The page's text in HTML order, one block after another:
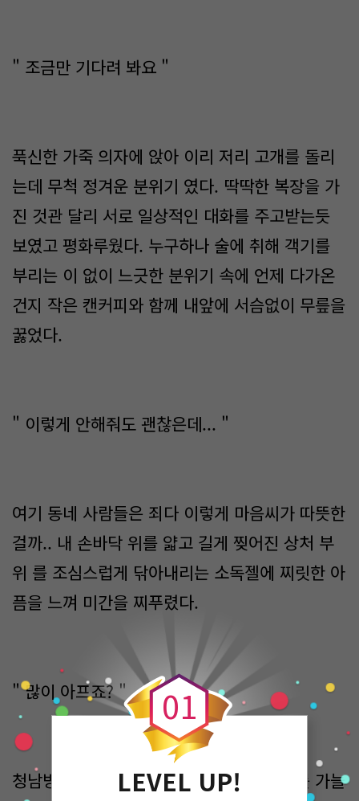
" 조금만 기다려 봐요 "
푹신한 가죽 의자에 앉아 이리 저리 고개를 돌리
는데 무척 정겨운 분위기 였다. 딱딱한 복장을 가
진 것관 달리 서로 일상적인 대화를 주고받는듯
보였고 평화루웠다. 누구하나 술에 취해 객기를
부리는 이 없이 느긋한 분위기 속에 언제 다가온
건지 작은 캔커피와 함께 내앞에 서슴없이 무릎을
꿇었다.
" 이렇게 안해줘도 괜찮은데... "
여기 동네 사람들은 죄다 이렇게 마음씨가 따뜻한
걸까.. 내 손바닥 위를 얇고 길게 찢어진 상처 부
위 를 조심스럽게 닦아내리는 소독젤에 찌릿한 아
픔을 느껴 미간을 찌푸렸다.
" 많이 아프죠? "
청남방 색의 셔츠를 걸친채 집중한듯 눈매를 가늘
0
0
1
LEVEL UP!